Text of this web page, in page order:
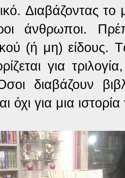
Διαβάζοντας το
άνθρωποι.
(ή μη)
για
διαβάζουν
όχι για μια